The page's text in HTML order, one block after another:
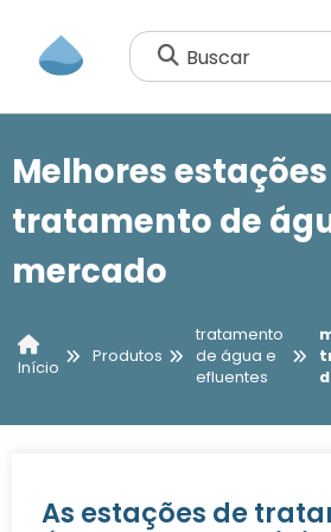
Buscar
Melhores
tratamento de
mercado
Início
Produtos
tratamento
de água e
efluentes
As estações de